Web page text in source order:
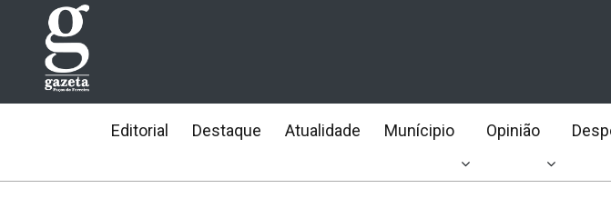
Editorial Destaque Atualidade Munícipio Opinião